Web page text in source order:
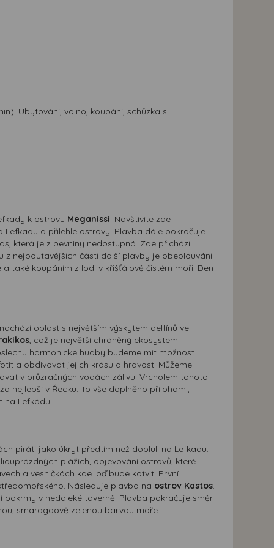
Ubytování, volno, koupání, schůzka s
k ostrovu Meganissi. Navštívíte zde
a přilehlé ostrovy. Plavba dále pokračuje
která je z pevniny nedostupná. Zde přichází
z nejpoutavějších částí další plavby je obeplouvání
také koupáním z lodi v křišťálově čistém moři. Den
oblast s největším výskytem delfínů ve
, což je největší chráněný ekosystém
harmonické hudby budeme mít možnost
a obdivovat jejich krásu a hravost. Můžeme
v průzračných vodách zálivu. Vrcholem tohoto
nejlepší v Řecku. To vše doplněno přílohami,
na Lefkádu.
piráti jako úkryt předtím než dopluli na Lefkadu.
plážích, objevování ostrovů, které
a vesničkách kde loď bude kotvit. První
Následuje plavba na ostrov Kastos.
v nedaleké taverně. Plavba pokračuje směr
smaragdově zelenou barvou moře.